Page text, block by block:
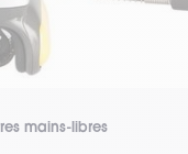
mains-libres